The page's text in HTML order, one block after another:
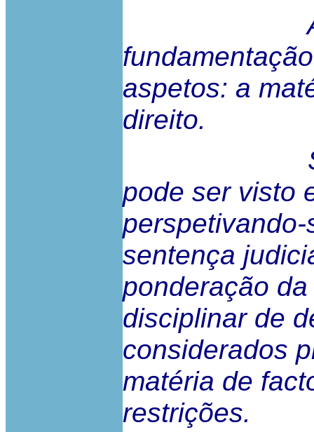
A
aspetos: a
direito.
Se este
pode ser visto
sentença
ponderação
disciplinar de
considerados
matéria de
restrições.